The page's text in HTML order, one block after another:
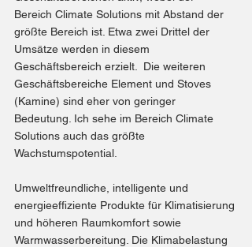
Bereich Climate Solutions mit Abstand der
größte Bereich ist. Etwa zwei Drittel der
Umsätze werden in diesem
Geschäftsbereich erzielt.  Die weiteren
Geschäftsbereiche Element und Stoves
(Kamine) sind eher von geringer
Bedeutung. Ich sehe im Bereich Climate
Solutions auch das größte
Wachstumspotential.
Umweltfreundliche, intelligente und
energieeffiziente Produkte für Klimatisierung
und höheren Raumkomfort sowie
Warmwasserbereitung. Die Klimabelastung